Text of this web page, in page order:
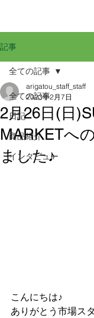
記事
全ての記事
日記
商品紹介
インタビュー
全ての記事
2月26日(日
MARKETへ
ました♪
arigatou_staff_staff
2023年2月7日
こんにちは♪
ありがとう市場ス